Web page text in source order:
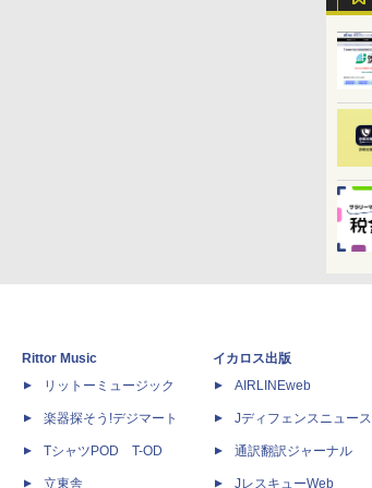
Rittor Music
リットーミュージック
楽器探そう!デジマート
TシャツPOD T-OD
立東舎
イカロス出版
AIRLINEweb
Jディフェンスニュース
通訳翻訳ジャーナル
JレスキューWeb